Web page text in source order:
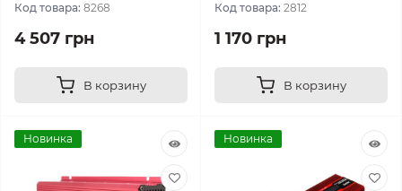
Код товара: 8268
4 507 грн
В корзину
Код товара: 2812
1 170 грн
В корзину
Новинка Новинка